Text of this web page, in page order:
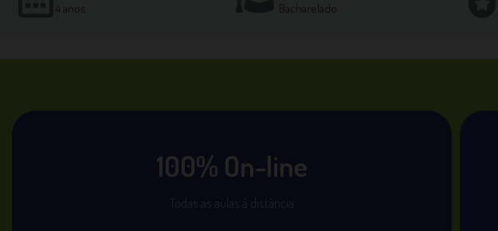
4 anos Bacharelado
100% On-line
Todas as aulas à distância